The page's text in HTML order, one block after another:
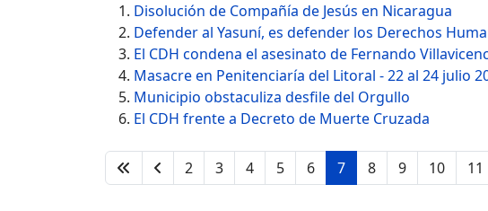
Disolución de Compañía de Jesús en Nicaragua
Defender al Yasuní, es defender los Derechos
El CDH condena el asesinato de Fernando
Masacre en Penitenciaría del Litoral - 22 al 24 julio
Municipio obstaculiza desfile del Orgullo
El CDH frente a Decreto de Muerte Cruzada
2 3 4 5 6 7 8 9 10 11